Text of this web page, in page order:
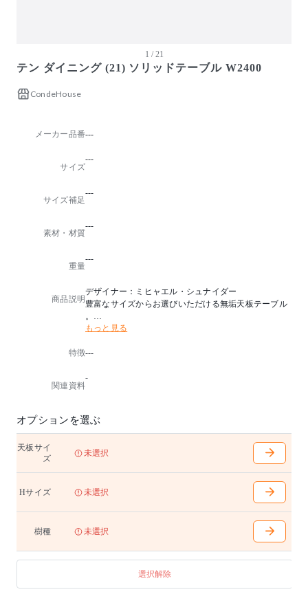
1 / 21
テン ダイニング (21) ソリッドテーブル W2400
CondeHouse
メーカー品番---
サイズ
---
サイズ補足
---
素材・材質
---
重量
---
商品説明
デザイナー：ミヒャエル・シュナイダー
豊富なサイズからお選びいただける無垢天板テーブル
。
椅子と同じ直線と曲線のコンビネーションと、見えな
さい。椅子、テーブルともにタモ材は北海道産を使用
mm間隔で選択可能)
H710(天下680・幕下635)/740(天下710・幕下665)mm
- 1135(W1500)mm
- 1555(W2100〜2300)mm
天板無垢材
※テーブル天板はランダムマッチです。
【ソリッドテーブル用ワイヤリングシステム】
開口部 W1240 D110 有効深さ110mm
もっと見る
特徴---
関連資料
-
オプションを選ぶ
天板サイ
ズ
未選択
Hサイズ 未選択
樹種 未選択
選択解除